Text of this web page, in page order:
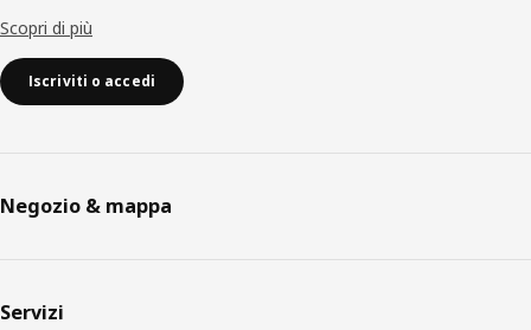
Scopri di più
Iscriviti o accedi
Negozio & mappa
Servizi